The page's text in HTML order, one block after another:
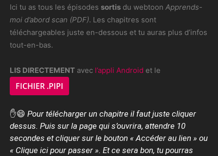
Ici tu as tous les épisodes sortis du webtoon Apprends-
moi d’abord scan (PDF). Les chapitres sont
téléchargeables juste en-dessous et tu auras plus d’infos
tout-en-bas.
LIS DIRECTEMENT avec l’appli Android et le
FICHIER .PIPI
✋😄 Pour télécharger un chapitre il faut juste cliquer
dessus. Puis sur la page qui s’ouvrira, attendre 10
secondes et cliquer sur le bouton « Accéder au lien » ou
« Clique ici pour passer ». Et ce sera bon, tu pourras